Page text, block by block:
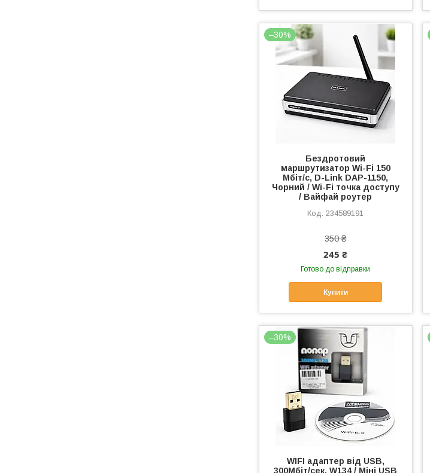
–30%
Бездротовий
маршрутизатор Wi-Fi 150
Мбіт/с, D-Link DAP-1150,
Чорний / Wi-Fi точка доступу
/ Вайфай роутер
234589191
350 ₴
245 ₴
Готово до відправки
Купити
–30%
WIFI адаптер від USB,
300Мбіт/сек, W134 / Міні USB